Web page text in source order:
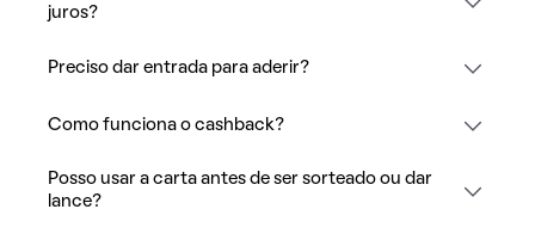
juros?
Preciso dar entrada para aderir?
Como funciona o cashback?
Posso usar a carta antes de ser sorteado ou dar
lance?